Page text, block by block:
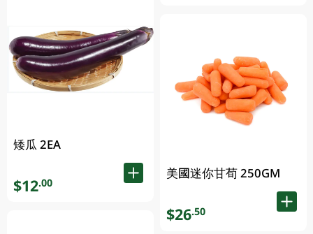
矮瓜 2EA
$12.00
美國迷你甘荀 250GM
$26.50